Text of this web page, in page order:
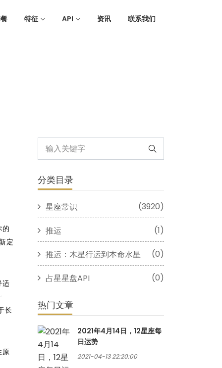
特征 API 资讯 联系我们
定
适
长
原
分类目录
星座常识 (3920)
推运 (1)
推运：木星行运到本命水星 (0)
占星星盘API (0)
热门文章
2021年4月14日，12星座每
日运势
2021-04-13 22:20:00